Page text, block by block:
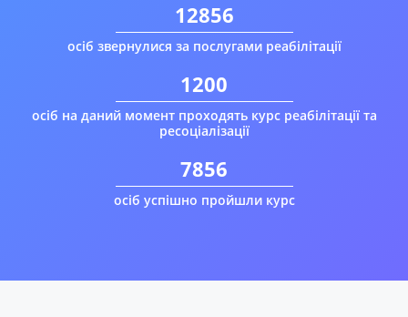
12856
осіб звернулися за послугами реабілітації
1200
осіб на даний момент проходять курс реабілітації та
ресоціалізації
7856
осіб успішно пройшли курс